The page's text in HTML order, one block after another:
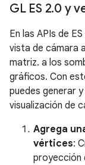
GL ES 2.0 y
En las APIs de
vista de cámara
matriz. a los
gráficos. Con
puedes generar
visualización de
Agrega
vértices:
proyección